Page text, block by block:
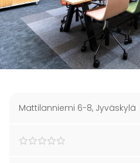
Mattilanniemi 6-8, Jyväskylä